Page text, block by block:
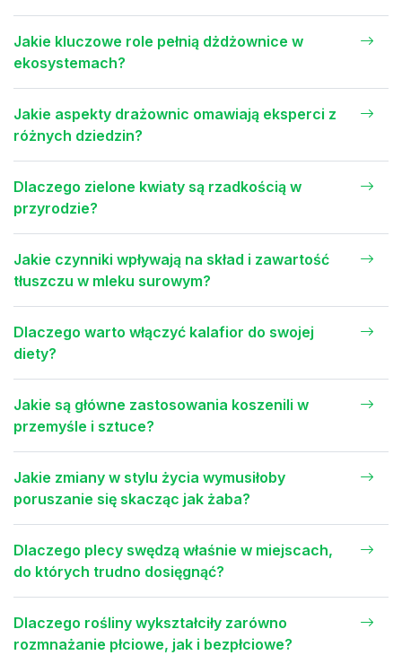
Jakie kluczowe role pełnią dżdżownice w
ekosystemach?
Jakie aspekty drażownic omawiają eksperci z
różnych dziedzin?
Dlaczego zielone kwiaty są rzadkością w
przyrodzie?
Jakie czynniki wpływają na skład i zawartość
tłuszczu w mleku surowym?
Dlaczego warto włączyć kalafior do swojej
diety?
Jakie są główne zastosowania koszenili w
przemyśle i sztuce?
Jakie zmiany w stylu życia wymusiłoby
poruszanie się skacząc jak żaba?
Dlaczego plecy swędzą właśnie w miejscach,
do których trudno dosięgnąć?
Dlaczego rośliny wykształciły zarówno
rozmnażanie płciowe, jak i bezpłciowe?